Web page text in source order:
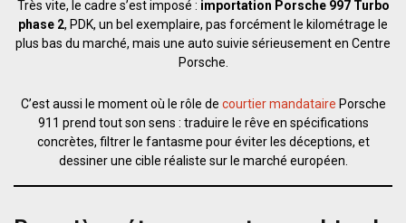
Très vite, le cadre s’est imposé : importation Porsche 997 Turbo
phase 2, PDK, un bel exemplaire, pas forcément le kilométrage le
plus bas du marché, mais une auto suivie sérieusement en Centre
Porsche.
C’est aussi le moment où le rôle de courtier mandataire Porsche
911 prend tout son sens : traduire le rêve en spécifications
concrètes, filtrer le fantasme pour éviter les déceptions, et
dessiner une cible réaliste sur le marché européen.